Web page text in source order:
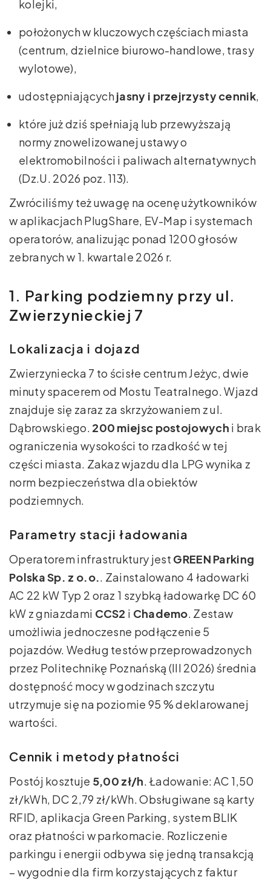
kolejki,
położonych w kluczowych częściach miasta
(centrum, dzielnice biurowo-handlowe, trasy
wylotowe),
udostępniającychjasny i przejrzysty cennik,
które już dziś spełniają lub przewyższają
normy znowelizowanej ustawy o
elektromobilności i paliwach alternatywnych
(Dz.U. 2026 poz. 113).
Zwróciliśmy też uwagę na ocenę użytkowników
w aplikacjach PlugShare, EV-Map i systemach
operatorów, analizując ponad 1200 głosów
zebranych w 1. kwartale 2026 r.
1. Parking podziemny przy ul.
Zwierzynieckiej 7
Lokalizacja i dojazd
Zwierzyniecka 7 to ścisłe centrum Jeżyc, dwie
minuty spacerem od Mostu Teatralnego. Wjazd
znajduje się zaraz za skrzyżowaniem z ul.
Dąbrowskiego. 200 miejsc postojowych i brak
ograniczenia wysokości to rzadkość w tej
części miasta. Zakaz wjazdu dla LPG wynika z
norm bezpieczeństwa dla obiektów
podziemnych.
Parametry stacji ładowania
Operatorem infrastruktury jest GREEN Parking
Polska Sp. z o.o.. Zainstalowano 4 ładowarki
AC 22 kW Typ 2 oraz 1 szybką ładowarkę DC 60
kW z gniazdami CCS2 i Chademo. Zestaw
umożliwia jednoczesne podłączenie 5
pojazdów. Według testów przeprowadzonych
przez Politechnikę Poznańską (III 2026) średnia
dostępność mocy w godzinach szczytu
utrzymuje się na poziomie 95 % deklarowanej
wartości.
Cennik i metody płatności
Postój kosztuje 5,00 zł/h. Ładowanie: AC 1,50
zł/kWh, DC 2,79 zł/kWh. Obsługiwane są karty
RFID, aplikacja Green Parking, system BLIK
oraz płatności w parkomacie. Rozliczenie
parkingu i energii odbywa się jedną transakcją
– wygodnie dla firm korzystających z faktur